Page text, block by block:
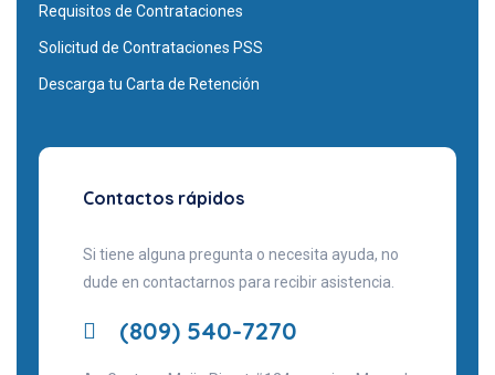
Requisitos de Contrataciones
Solicitud de Contrataciones PSS
Descarga tu Carta de Retención
Contactos rápidos
Si tiene alguna pregunta o necesita ayuda, no
dude en contactarnos para recibir asistencia.
(809) 540-7270